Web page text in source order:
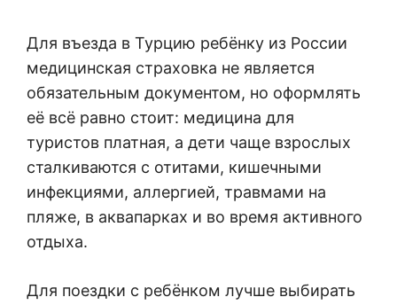
Для въезда в Турцию ребёнку из России
медицинская страховка не является
обязательным документом, но оформлять
её всё равно стоит: медицина для
туристов платная, а дети чаще взрослых
сталкиваются с отитами, кишечными
инфекциями, аллергией, травмами на
пляже, в аквапарках и во время активного
отдыха.
Для поездки с ребёнком лучше выбирать